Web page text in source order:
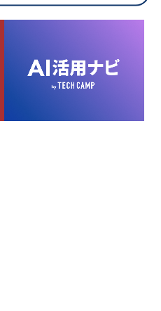
報とその利用について
マネジメント・プラットフォ
ウェブの閲覧機歴及びその分
個人データと結びつけた上
します。